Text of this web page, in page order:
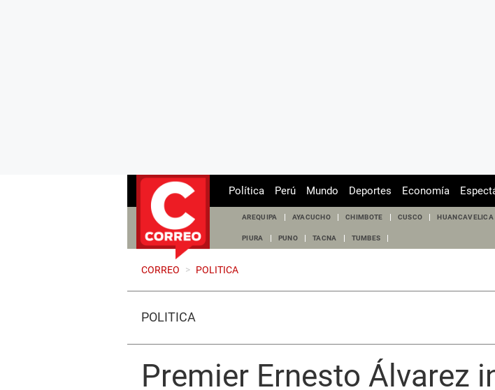
Política Perú Mundo Deportes Economía
AREQUIPA AYACUCHO CHIMBOTE CUSCO HUANCAVELICA
PIURA PUNO TACNA TUMBES
CORREO > POLITICA
POLÍTICA
Premier Ernesto Álvarez